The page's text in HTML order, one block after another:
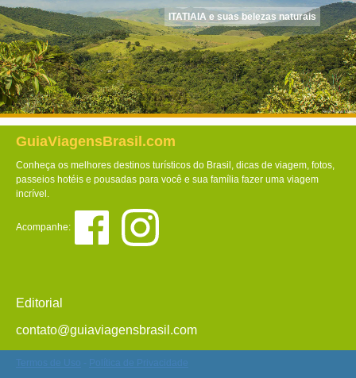
ITATIAIA e suas belezas naturais
GuiaViagensBrasil.com
Conheça os melhores destinos turísticos do Brasil, dicas de viagem, fotos,
passeios hotéis e pousadas para você e sua família fazer uma viagem
incrível.
Acompanhe:
Editorial
contato@guiaviagensbrasil.com
Termos de Uso Política de Privacidade